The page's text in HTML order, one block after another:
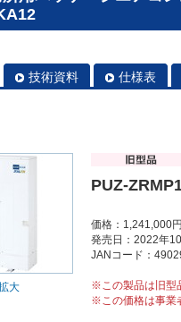
技術資料 仕様表
大
PUZ-
価格：1,241,000円
発売日：2022年
JANコード：
※この製品は旧型
※この価格は事業